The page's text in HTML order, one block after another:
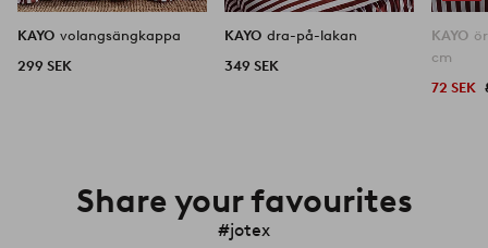
KAYO volangsängkappa
299 SEK
KAYO dra-på-lakan
349 SEK
KAYO
cm
72 SEK
Share your favourites
#jotex